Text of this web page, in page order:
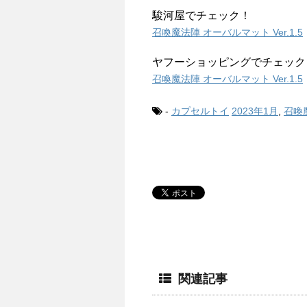
駿河屋でチェック！
召喚魔法陣 オーバルマット Ver.1.5
ヤフーショッピングでチェック
召喚魔法陣 オーバルマット Ver.1.5
- カプセルトイ 2023年1月 召喚
関連記事